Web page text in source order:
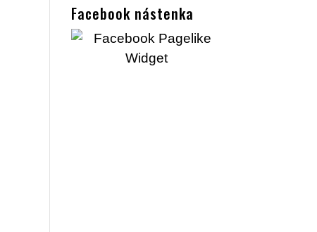
Facebook nástenka